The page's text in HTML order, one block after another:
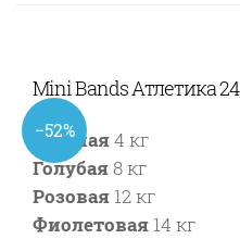
−52%
Mini Bands Атлетика 24
Зеленая4 кг
Голубая8 кг
Розовая 12 кг
Фиолетовая 14 кг